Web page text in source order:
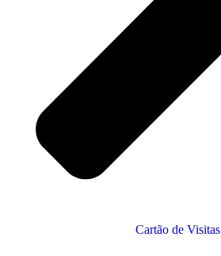
Cartão de Visitas